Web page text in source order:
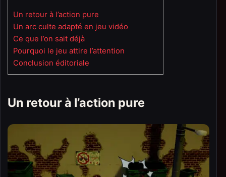
Un retour à l’action pure
Un arc culte adapté en jeu vidéo
Ce que l’on sait déjà
Pourquoi le jeu attire l’attention
Conclusion éditoriale
Un retour à l’action pure